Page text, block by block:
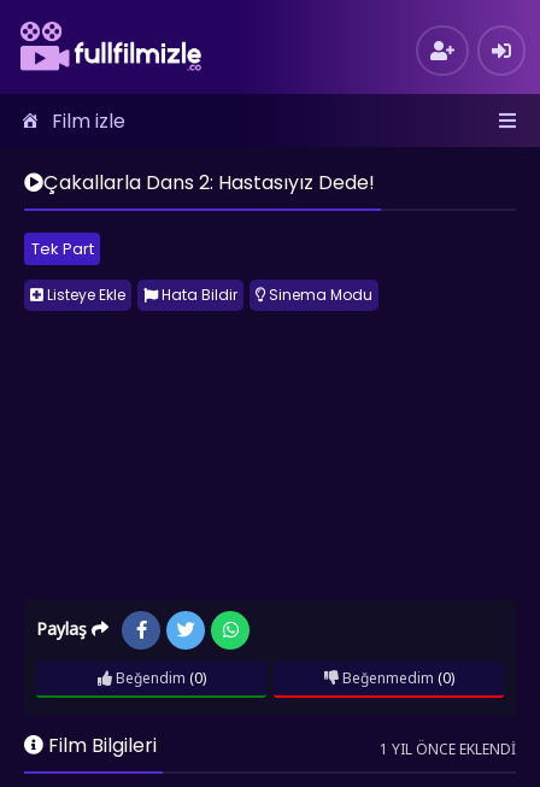
Film izle
Çakallarla Dans 2: Hastasıyız Dede!
Tek Part
Listeye Ekle Hata Bildir Sinema Modu
Paylaş
Beğendim (0) Beğenmedim (0)
Film Bilgileri 1 YIL ÖNCE EKLENDI